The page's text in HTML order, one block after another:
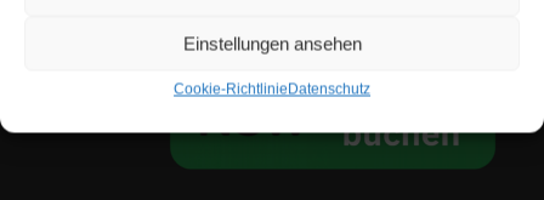
Einstellungen ansehen
Cookie-RichtlinieDatenschutz